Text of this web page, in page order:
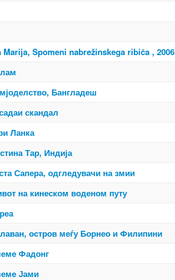
Spomeni nabrežinskega ribiča , 2006
Бангладеш
скандал
Ланка
Тар, Индија
Сапера, одгледувачи на змии
на кинеском воденом путу
остров меѓу Борнео и Филипини
Фадонг
Јами